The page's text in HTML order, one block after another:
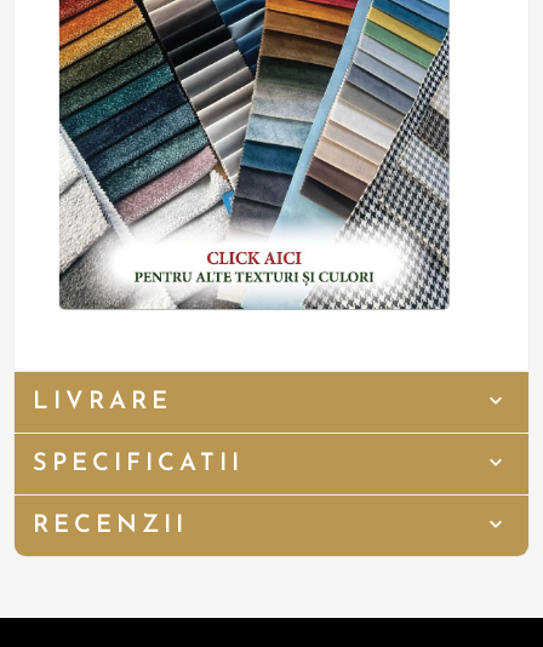
LIVRARE
SPECIFICATII
RECENZII